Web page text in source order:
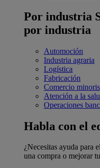
Por industria
por industria
Automoción
Industria agraria
Logística
Fabricación
Comercio
Atención a la
Operaciones
Habla con el
¿Necesitas ayuda para
una compra o mejorar